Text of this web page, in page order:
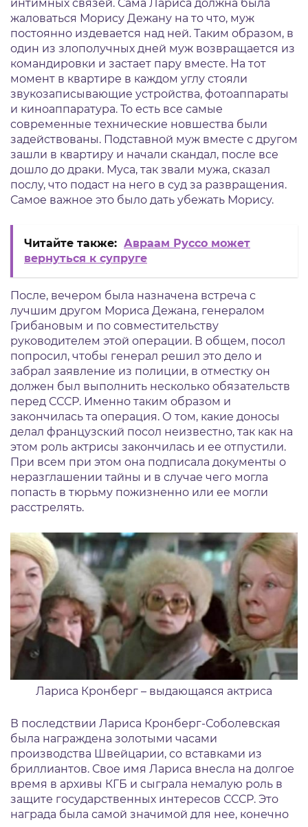
интимных связей. Сама Лариса должна была
жаловаться Морису Дежану на то что, муж
постоянно издевается над ней. Таким образом, в
один из злополучных дней муж возвращается из
командировки и застает пару вместе. На тот
момент в квартире в каждом углу стояли
звукозаписывающие устройства, фотоаппараты
и киноаппаратура. То есть все самые
современные технические новшества были
задействованы. Подставной муж вместе с другом
зашли в квартиру и начали скандал, после все
дошло до драки. Муса, так звали мужа, сказал
послу, что подаст на него в суд за развращения.
Самое важное это было дать убежать Морису.
Читайте также: Авраам Руссо может
вернуться к супруге
После, вечером была назначена встреча с
лучшим другом Мориса Дежана, генералом
Грибановым и по совместительству
руководителем этой операции. В общем, посол
попросил, чтобы генерал решил это дело и
забрал заявление из полиции, в отместку он
должен был выполнить несколько обязательств
перед СССР. Именно таким образом и
закончилась та операция. О том, какие доносы
делал французский посол неизвестно, так как на
этом роль актрисы закончилась и ее отпустили.
При всем при этом она подписала документы о
неразглашении тайны и в случае чего могла
попасть в тюрьму пожизненно или ее могли
расстрелять.
Лариса Кронберг – выдающаяся актриса
В последствии Лариса Кронберг-Соболевская
была награждена золотыми часами
производства Швейцарии, со вставками из
бриллиантов. Свое имя Лариса внесла на долгое
время в архивы КГБ и сыграла немалую роль в
защите государственных интересов СССР. Это
награда была самой значимой для нее, конечно